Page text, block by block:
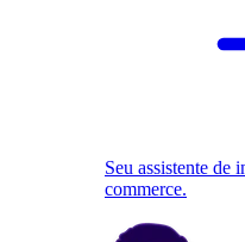
Seu assistente de
commerce.